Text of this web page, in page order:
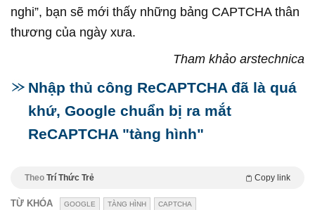
nghi”, bạn sẽ mới thấy những bảng CAPTCHA thân
thương của ngày xưa.
Tham khảo arstechnica
Nhập thủ công ReCAPTCHA đã là quá
khứ, Google chuẩn bị ra mắt
ReCAPTCHA "tàng hình"
Theo Trí Thức Trẻ Copy link
TỪ KHÓA GOOGLE TÀNG HÌNH CAPTCHA